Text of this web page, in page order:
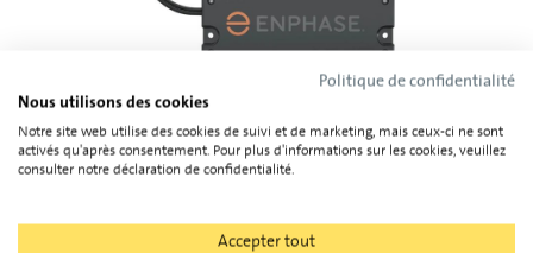
Adaptateur de communication Enphase IQ Battery
109.605.130
Politique de confidentialité
Nous utilisons des cookies
Notre site web utilise des cookies de suivi et de marketing, mais ceux-ci ne sont
activés qu'après consentement. Pour plus d'informations sur les cookies, veuillez
consulter notre déclaration de confidentialité.
Accepter tout